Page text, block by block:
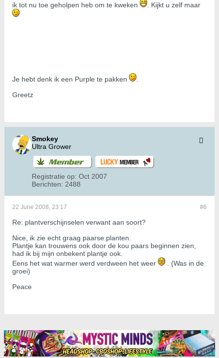
ik tot nu toe geholpen heb om te kweken
. Kijkt u zelf maar
Je hebt denk ik een Purple te pakken
Greetz
Smokey
Ultra Grower
Registratie op: Oct 2007
Berichten: 2488
#6
22 June 2008, 23:17
Re: plantverschijnselen verwant aan soort?
Nice, ik zie echt graag paarse planten.
Plantje kan trouwens ook door de kou paars beginnen zien,
had ik bij mijn onbekent plantje ook.
Eens het wat warmer werd verdween het weer
. (Was in de
groei)
Peace